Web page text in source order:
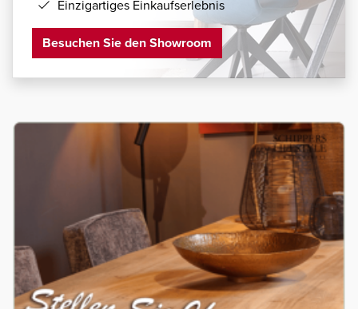
Einzigartiges Einkaufserlebnis
Besuchen Sie den Showroom